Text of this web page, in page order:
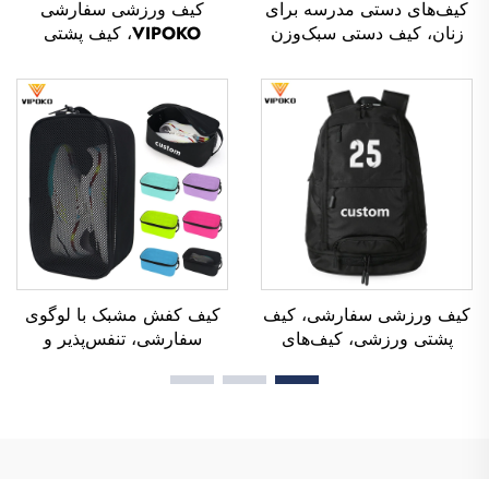
کیف‌های دستی مدرسه برای
زنان، کیف دستی سبک‌وزن
خانه، تفریح و مسافرت، کیف
دستی نرم برای ادارات، کیف
دستی ضدآب از جنس پلیستر
برای زنان شاغل
کیف ورزشی سفارشی
VIPOKO، کیف پشتی
لوگو، کیف ورزشی بسکتبال
راحت، کیف سفر بسکتبال
کیف ورزشی سفارشی، کیف
پشتی ورزشی، کیف‌های
پیاده‌روی، کیف پشتی
کیف کفش مشبک با لوگوی
سفارشی، تنفس‌پذیر و
سابلیمیشن، کیف نگهداری و